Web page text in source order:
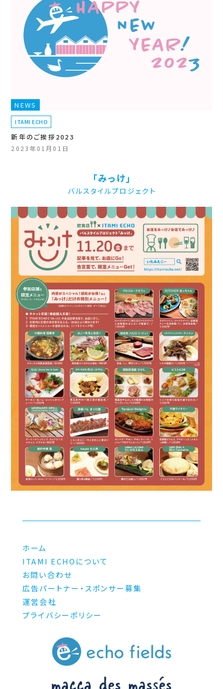
NEWS
ITAMI ECHO
新年のご挨拶2023
2023年01月01日
「みっけ」
バルスタイルプロジェクト
ホーム
ITAMI ECHOについて
お問い合わせ
広告パートナー・スポンサー募集
運営会社
プライバシーポリシー